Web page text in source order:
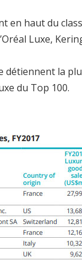
en haut du
Luxe,
détiennent la
du Top 100.